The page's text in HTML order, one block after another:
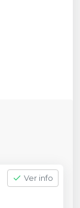
Ver info